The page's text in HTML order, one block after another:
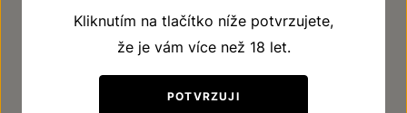
roviny u nás, tvořené sprašemi a velmi úrodnou
půdou. Daří se zde typickým odrůdám – Ryzlinku
rýnskému, Veltlínskému zelenému a
Sauvignonu,Tramínu červenému, Pálavě, Mülleru
Kliknutím na tlačítko níže potvrzujete,
že je vám více než 18 let.
POTVRZUJI